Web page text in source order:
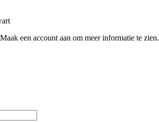
een account aan om meer informatie te zien.